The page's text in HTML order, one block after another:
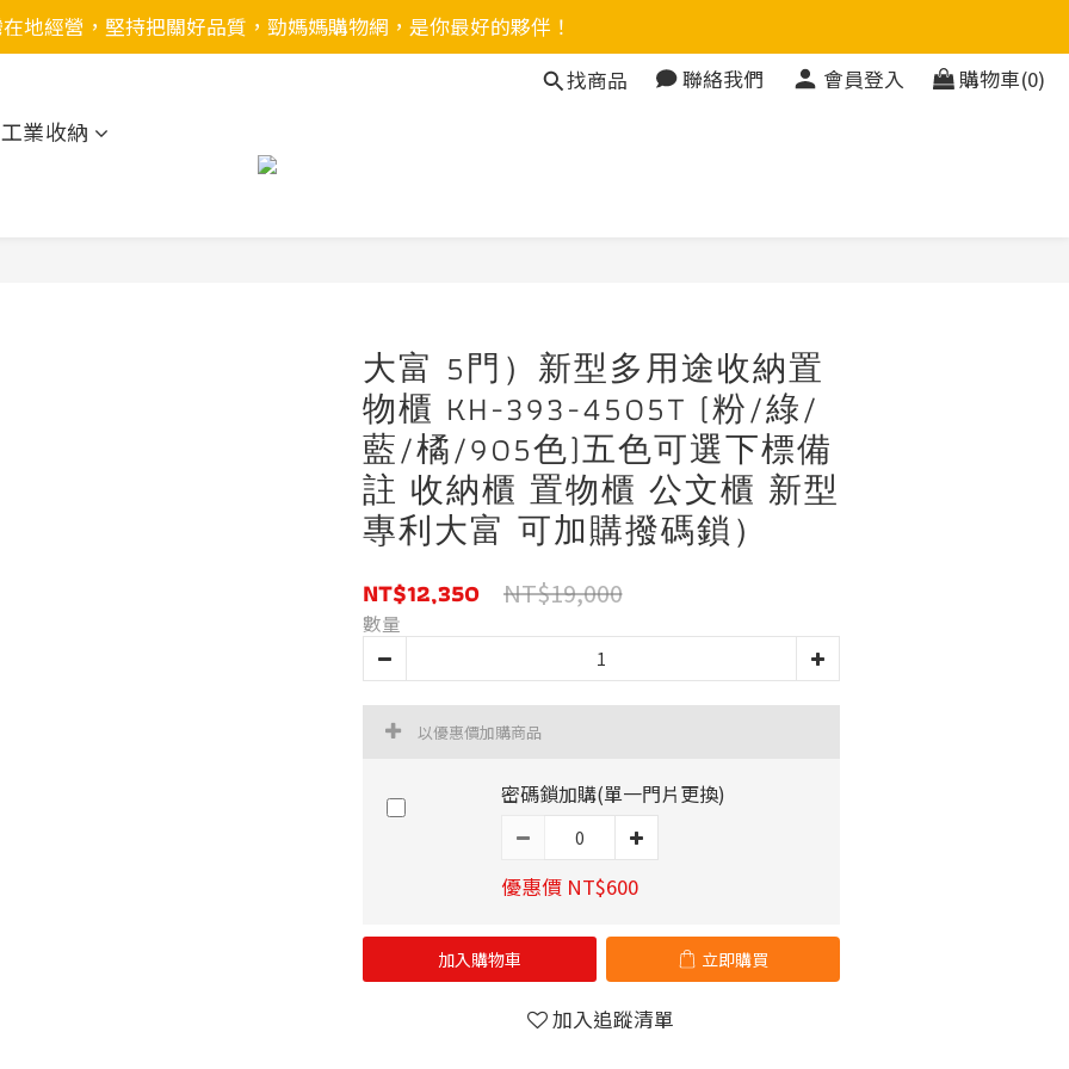
地經營，堅持把關好品質，勁媽媽購物網，是你最好的夥伴！
找商品
聯絡我們 會員登入 購物車(0)
業收納
大富 5門）新型多用途收納置
物櫃 KH-393-4505T (粉/綠/
藍/橘/905色)五色可選下標備
註 收納櫃 置物櫃 公文櫃 新型
專利大富 可加購撥碼鎖）
NT$12,350 NT$19,000
數量
以優惠價加購商品
密碼鎖加購(單一門片更換)
優惠價 NT$600
加入購物車 立即購買
加入追蹤清單